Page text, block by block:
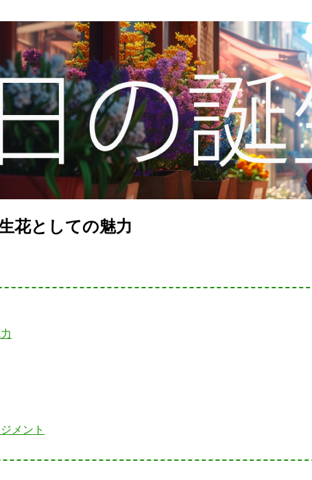
花としての魅力
メント